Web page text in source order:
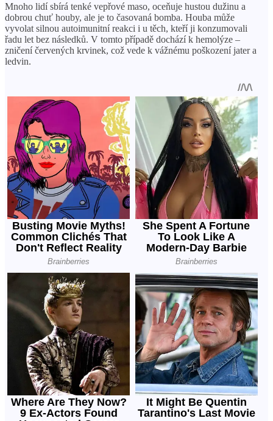
Mnoho lidí sbírá tenké vepřové maso, oceňuje hustou dužinu a
dobrou chuť houby, ale je to časovaná bomba. Houba může
vyvolat silnou autoimunitní reakci i u těch, kteří ji konzumovali
řadu let bez následků. V tomto případě dochází k hemolýze –
zničení červených krvinek, což vede k vážnému poškození jater a
ledvin.